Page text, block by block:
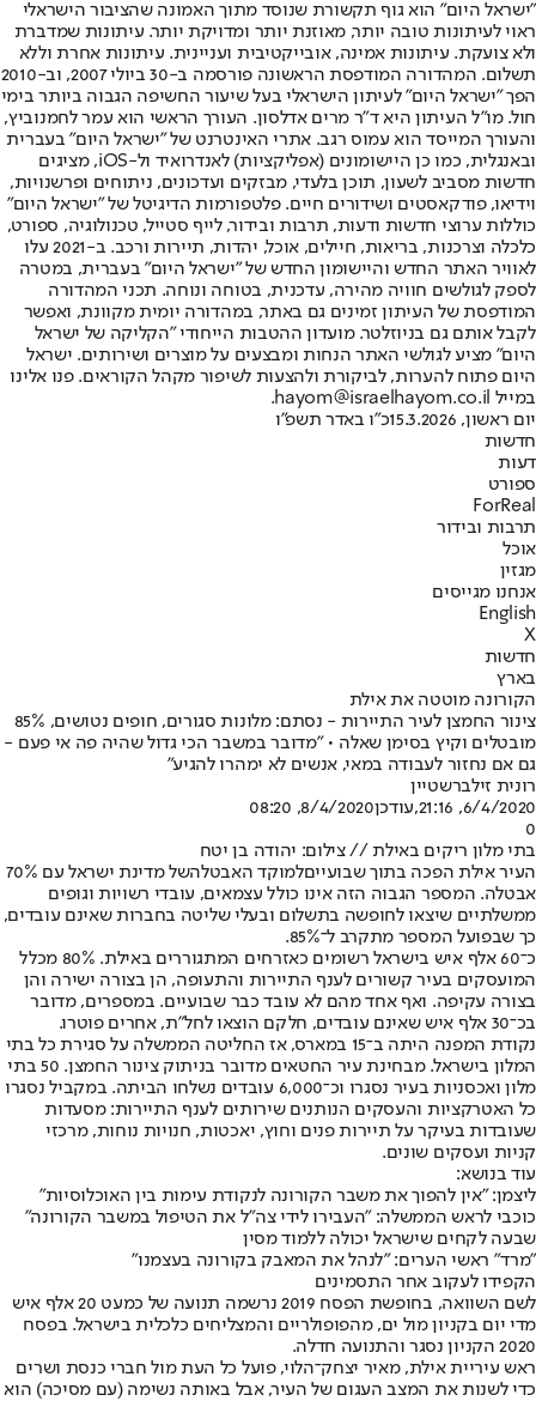
"ישראל היום" הוא גוף תקשורת שנוסד מתוך האמונה שהציבור הישראלי
ראוי לעיתונות טובה יותר, מאוזנת יותר ומדויקת יותר. עיתונות שמדברת
ולא צועקת. עיתונות אמינה, אובייקטיבית ועניינית. עיתונות אחרת וללא
תשלום. המהדורה המודפסת הראשונה פורסמה ב-30 ביולי 2007, וב-2010
הפך "ישראל היום" לעיתון הישראלי בעל שיעור החשיפה הגבוה ביותר בימי
חול. מו"ל העיתון היא ד"ר מרים אדלסון. העורך הראשי הוא עמר לחמנוביץ,
והעורך המייסד הוא עמוס רגב. אתרי האינטרנט של "ישראל היום" בעברית
ובאנגלית, כמו כן היישומונים (אפליקציות) לאנדרואיד ול-iOS, מציגים
חדשות מסביב לשעון, תוכן בלעדי, מבזקים ועדכונים, ניתוחים ופרשנויות,
וידיאו, פודקאסטים ושידורים חיים. פלטפורמות הדיגיטל של "ישראל היום"
כוללות ערוצי חדשות ודעות, תרבות ובידור, לייף סטייל, טכנולוגיה, ספורט,
כלכלה וצרכנות, בריאות, חיילים, אוכל, יהדות, תיירות ורכב. ב-2021 עלו
לאוויר האתר החדש והיישומון החדש של "ישראל היום" בעברית, במטרה
לספק לגולשים חוויה מהירה, עדכנית, בטוחה ונוחה. תכני המהדורה
המודפסת של העיתון זמינים גם באתר, במהדורה יומית מקוונת, ואפשר
לקבל אותם גם בניוזלטר. מועדון ההטבות הייחודי "הקליקה של ישראל
היום" מציע לגולשי האתר הנחות ומבצעים על מוצרים ושירותים. ישראל
היום פתוח להערות, לביקורת ולהצעות לשיפור מקהל הקוראים. פנו אלינו
במייל hayom@israelhayom.co.il.
יום ראשון, 15.3.2026
כ"ו באדר תשפ"ו
חדשות
דעות
ספורט
ForReal
תרבות ובידור
אוכל
מגזין
אנחנו מגייסים
English
X
חדשות
בארץ
הקורונה מוטטה את אילת
צינור החמצן לעיר התיירות - נסתם: מלונות סגורים, חופים נטושים, 85%
מובטלים וקיץ בסימן שאלה • "מדובר במשבר הכי גדול שהיה פה אי פעם -
גם אם נחזור לעבודה במאי, אנשים לא ימהרו להגיע"
רונית זילברשטיין
6/4/2020, 21:16
,עודכן8/4/2020, 08:20
0
בתי מלון ריקים באילת // צילום: יהודה בן יטח
העיר אילת הפכה בתוך שבועייםלמוקד האבטלה
של מדינת ישראל עם 70%
אבטלה. המספר הגבוה הזה אינו כולל עצמאים, עובדי רשויות וגופים
ממשלתיים שיצאו לחופשה בתשלום ובעלי שליטה בחברות שאינם עובדים,
כך שבפועל המספר מתקרב ל־85%.
כ־60 אלף איש בישראל רשומים כאזרחים המתגוררים באילת. 80% מכלל
המועסקים בעיר קשורים לענף התיירות והתעופה, הן בצורה ישירה והן
בצורה עקיפה. ואף אחד מהם לא עובד כבר שבועיים. במספרים, מדובר
בכ־30 אלף איש שאינם עובדים, חלקם הוצאו לחל"ת, אחרים פוטרו.
נקודת המפנה היתה ב־15 במארס, אז החליטה הממשלה על סגירת כל בתי
המלון בישראל. מבחינת עיר החטאים מדובר בניתוק צינור החמצן. 50 בתי
מלון ואכסניות בעיר נסגרו וכ־6,000 עובדים נשלחו הביתה. במקביל נסגרו
כל האטרקציות והעסקים הנותנים שירותים לענף התיירות: מסעדות
שעובדות בעיקר על תיירות פנים וחוץ, יאכטות, חנויות נוחות, מרכזי
קניות ועסקים שונים.
עוד בנושא:
ליצמן: "אין להפוך את משבר הקורונה לנקודת עימות בין האוכלוסיות"
כוכבי לראש הממשלה: "העבירו לידי צה"ל את הטיפול במשבר הקורונה"
שבעה לקחים שישראל יכולה ללמוד מסין
"מרד" ראשי הערים: "לנהל את המאבק בקורונה בעצמנו"
הקפידו לעקוב אחר התסמינים
לשם השוואה, בחופשת הפסח 2019 נרשמה תנועה של כמעט 20 אלף איש
מדי יום בקניון מול ים, מהפופולריים והמצליחים כלכלית בישראל. בפסח
2020 הקניון נסגר והתנועה חדלה.
ראש עיריית אילת, מאיר יצחק־הלוי, פועל כל העת מול חברי כנסת ושרים
כדי לשנות את המצב העגום של העיר, אבל באותה נשימה (עם מסיכה) הוא